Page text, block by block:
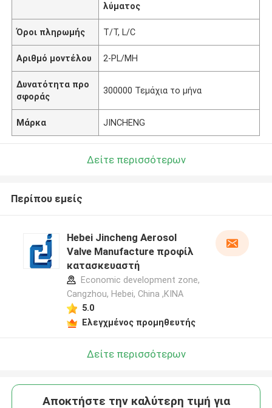
λύματος
Όροι πληρωμής T/T, L/C
Αριθμό μοντέλου 2-PL/MH
Δυνατότητα προ
σφοράς
300000 Τεμάχια το μήνα
Μάρκα JINCHENG
Δείτε περισσότερων
Περίπου εμείς
Hebei Jincheng Aerosol
Valve Manufacture προφίλ
κατασκευαστή
Economic development zone,
Cangzhou, Hebei, China ,ΚΙΝΑ
5.0
Ελεγχμένος προμηθευτής
Δείτε περισσότερων
Αποκτήστε την καλύτερη τιμή για